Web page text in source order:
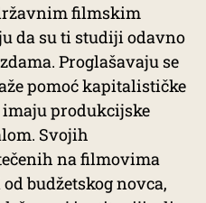
filmskim
da su ti studiji odavno
Proglašavaju se
pomoć kapitalističke
produkcijske
Svojih
na filmovima
budžetskog novca,